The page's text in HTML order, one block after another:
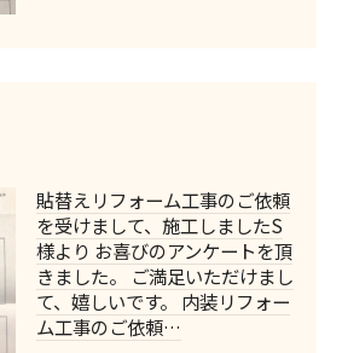
貼替えリフォーム工事のご依頼
を受けまして、施工しましたS
様より お喜びのアンケートを頂
きました。 ご満足いただけまし
て、嬉しいです。 内装リフォー
ム工事のご依頼…